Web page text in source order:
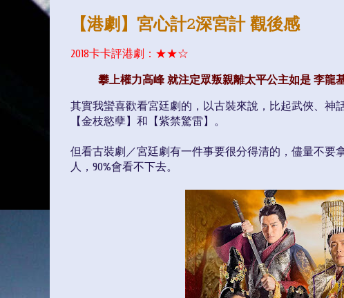
【港劇】宮心計2深宮計 觀後感
2018卡卡評港劇： ★★☆
攀上權力高峰 就注定眾叛親離太平公主如是 李龍
其實我蠻喜歡看宮廷劇的，以古裝來說，比起武俠、神
【金枝慾孽】和【紫禁驚雷】。
但看古裝劇／宮廷劇有一件事要很分得清的，儘量不要
人，90%會看不下去。